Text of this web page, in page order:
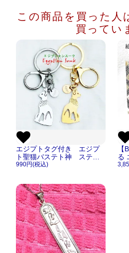
この商品を買った人
買ってい
エジプトタグ付き エジプ
ト聖猫バステト神 ステン
レス キーホルダー/キーリ
990円(税込)
る
ラ